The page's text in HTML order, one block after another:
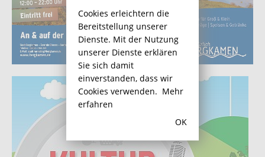
Cookies erleichtern die
Bereitstellung unserer
Dienste. Mit der Nutzung
unserer Dienste erklären
Sie sich damit
einverstanden, dass wir
Cookies verwenden. Mehr
erfahren
OK